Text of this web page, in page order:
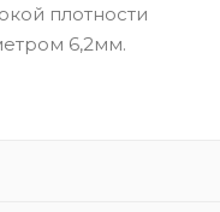
плотности
6,2мм.